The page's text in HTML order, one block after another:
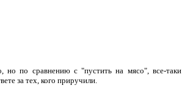
но по сравнению с "пустить на мясо", все-таки
за тех, кого приручили.